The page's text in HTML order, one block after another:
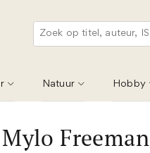
Natuur Hobby
Mylo Freeman